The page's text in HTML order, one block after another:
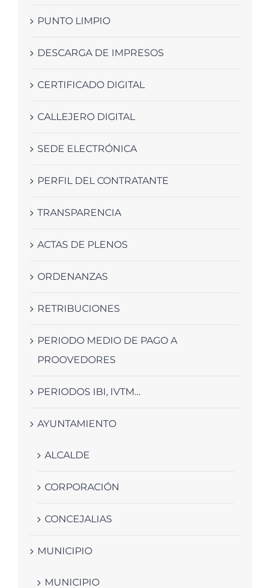
PUNTO LIMPIO
DESCARGA DE IMPRESOS
CERTIFICADO DIGITAL
CALLEJERO DIGITAL
SEDE ELECTRÓNICA
PERFIL DEL CONTRATANTE
TRANSPARENCIA
ACTAS DE PLENOS
ORDENANZAS
RETRIBUCIONES
PERIODO MEDIO DE PAGO A
PROOVEDORES
PERIODOS IBI, IVTM…
AYUNTAMIENTO
ALCALDE
CORPORACIÓN
CONCEJALIAS
MUNICIPIO
MUNICIPIO